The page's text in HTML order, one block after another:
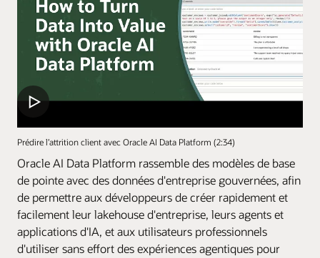
Prédire l’attrition client avec Oracle AI Data Platform (2:34)
Oracle AI Data Platform rassemble des modèles de base
de pointe avec des données d'entreprise gouvernées, afin
de permettre aux développeurs de créer rapidement et
facilement leur lakehouse d'entreprise, leurs agents et
applications d'IA, et aux utilisateurs professionnels
d'utiliser sans effort des expériences agentiques pour